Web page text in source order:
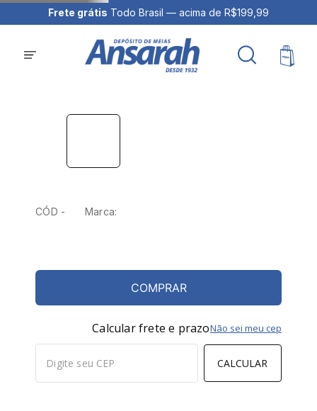
Frete grátis Todo Brasil — acima de R$199,99
CÓD - Marca:
COMPRAR
Calcular frete e prazo
CALCULAR
Não sei meu cep